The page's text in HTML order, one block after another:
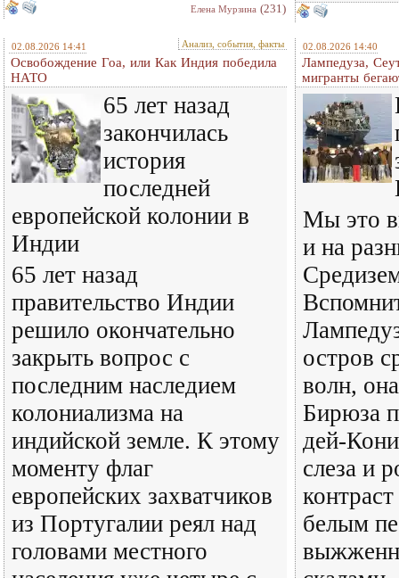
Елена Мурзина (231)
02.08.2026 14:41 Анализ, события, факты
Освобождение Гоа, или Как Индия победила
НАТО
65 лет назад
закончилась
история
последней
европейской колонии в
Индии
65 лет назад
правительство Индии
решило окончательно
закрыть вопрос с
последним наследием
колониализма на
индийской земле. К этому
моменту флаг
европейских захватчиков
из Португалии реял над
головами местного
02.08.2026 14:40
Лампедуза,
мигранты
Мы это
и на
остров
волн,
Бирюза
дей-
слеза и
белым